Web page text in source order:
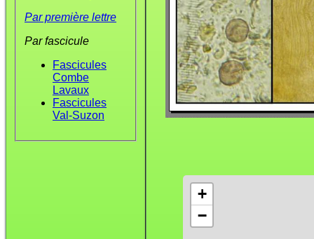
Par première lettre
Par fascicule
Fascicules
Combe
Lavaux
Fascicules
Val-Suzon
+
−